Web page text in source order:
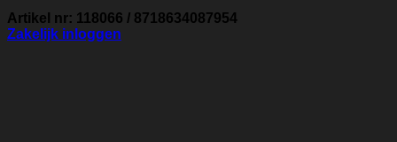
Artikel nr: 118066 / 8718634087954
Zakelijk inloggen